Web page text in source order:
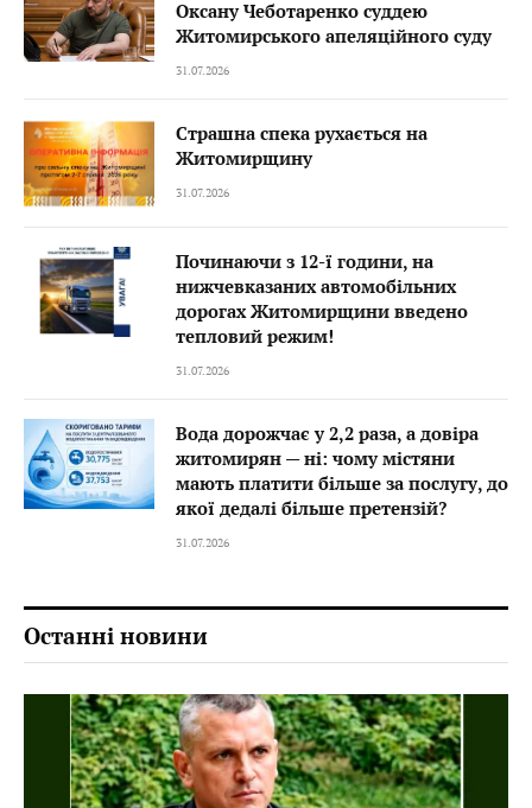
Оксану Чеботаренко суддею
Житомирського апеляційного суду
31.07.2026
Страшна спека рухається на
Житомирщину
31.07.2026
Починаючи з 12-ї години, на
нижчевказаних автомобільних
дорогах Житомирщини введено
тепловий режим!
31.07.2026
Вода дорожчає у 2,2 раза, а довіра
житомирян — ні: чому містяни
мають платити більше за послугу, до
якої дедалі більше претензій?
31.07.2026
Останні новини